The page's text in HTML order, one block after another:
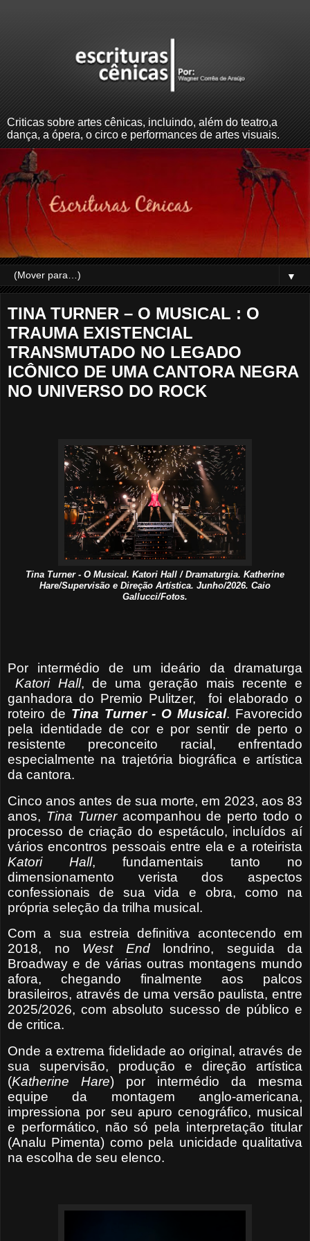
Criticas sobre artes cênicas, incluindo, além do teatro,a
dança, a ópera, o circo e performances de artes visuais.
▼
TINA TURNER – O MUSICAL : O
TRAUMA EXISTENCIAL
TRANSMUTADO NO LEGADO
ICÔNICO DE UMA CANTORA NEGRA
NO UNIVERSO DO ROCK
Tina Turner - O Musical. Katori Hall / Dramaturgia. Katherine
Hare/Supervisão e Direção Artística. Junho/2026. Caio
Gallucci/Fotos.
Por intermédio de um ideário da dramaturga
Katori Hall, de uma geração mais recente e
ganhadora do Premio Pulitzer, foi elaborado o
roteiro de Tina Turner - O Musical. Favorecido
pela identidade de cor e por sentir de perto o
resistente preconceito racial, enfrentado
especialmente na trajetória biográfica e artística
da cantora.
Cinco anos antes de sua morte, em 2023, aos 83
anos, Tina Turneracompanhou de perto todo o
processo de criação do espetáculo, incluídos aí
vários encontros pessoais entre ela e a roteirista
Katori Hall, fundamentais tanto no
dimensionamento verista dos aspectos
confessionais de sua vida e obra, como na
própria seleção da trilha musical.
Com a sua estreia definitiva acontecendo em
2018, no West Endlondrino, seguida da
Broadway e de várias outras montagens mundo
afora, chegando finalmente aos palcos
brasileiros, através de uma versão paulista, entre
2025/2026, com absoluto sucesso de público e
de critica.
Onde a extrema fidelidade ao original, através de
sua supervisão, produção e direção artística
(Katherine Hare) por intermédio da mesma
equipe da montagem anglo-americana,
impressiona por seu apuro cenográfico, musical
e performático, não só pela interpretação titular
(Analu Pimenta) como pela unicidade qualitativa
na escolha de seu elenco.